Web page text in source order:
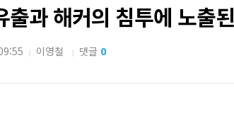
출과 해커의 침투에 노출
| 이영철 | 댓글 0